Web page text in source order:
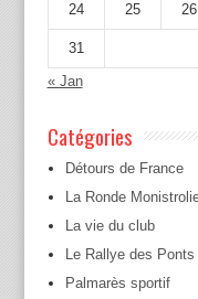
24 25 26
31
« Jan
Catégories
Détours de France
La Ronde
La vie du club
Le Rallye des Ponts
Palmarès sportif